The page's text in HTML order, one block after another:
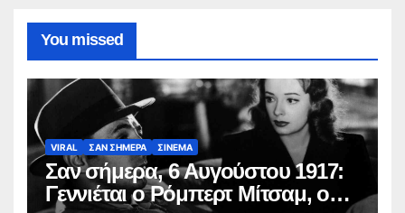
You missed
VIRAL ΣΑΝ ΣΗΜΕΡΑ ΣΙΝΕΜΑ
Σαν σήμερα, 6 Αυγούστου 1917:
Γεννιέται ο Ρόμπερτ Μίτσαμ, ο